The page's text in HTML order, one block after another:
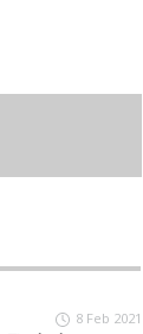
8 Feb 2021